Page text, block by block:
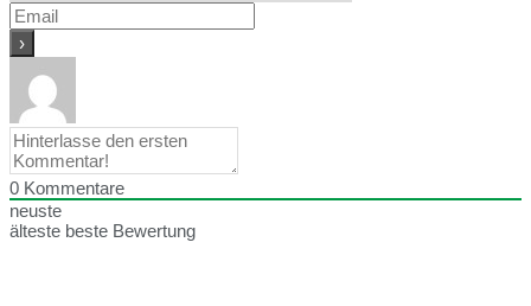
0 Kommentare
neuste
älteste beste Bewertung